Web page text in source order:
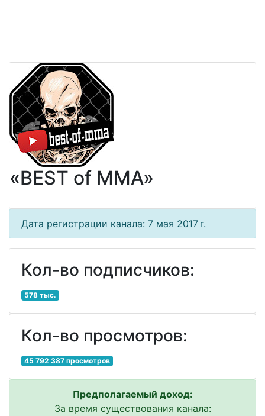
«BEST of MMA»
Дата регистрации канала: 7 мая 2017 г.
Кол-во подписчиков:
578 тыс.
Кол-во просмотров:
45 792 387 просмотров
Предполагаемый доход:
За время существования канала: